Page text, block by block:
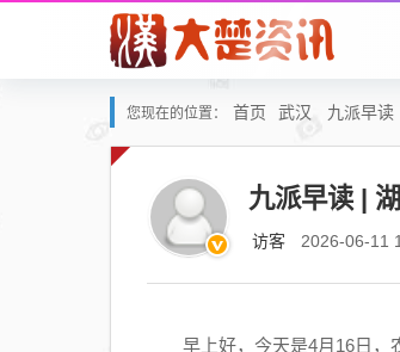
您现在的位置： 首页 武汉 九派早
九派早读 |
访客 2026-06-11
早上好，今天是4月16日，农